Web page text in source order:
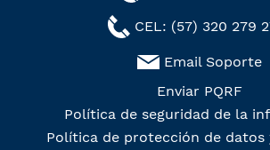
CEL: (57) 320 279
Email Soporte
Enviar PQRF
Política de seguridad de la
Política de protección de datos